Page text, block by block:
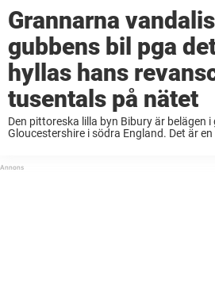
Grannarna
gubbens bil pga
hyllas hans
tusentals på nätet
Den pittoreska lilla byn Bibury är belägen i
Gloucestershire i södra England. Det är